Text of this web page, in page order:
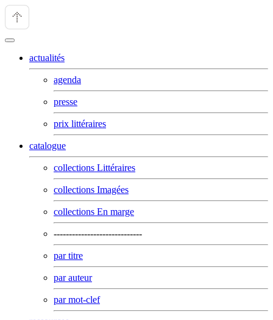
actualités
agenda
presse
prix littéraires
catalogue
collections Littéraires
collections Imagées
collections En marge
-----------------------------
par titre
par auteur
par mot-clef